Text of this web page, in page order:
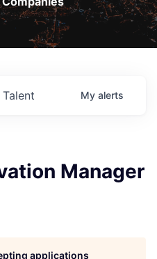
Talent My alerts
Manager
applications